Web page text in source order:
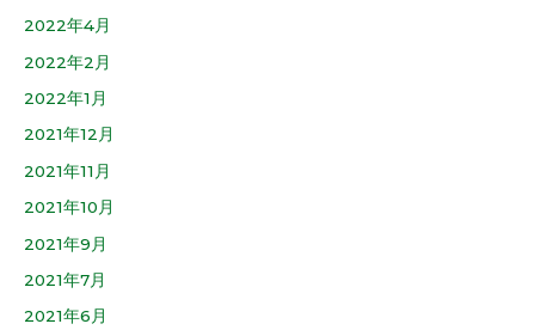
2022年4月
2022年2月
2022年1月
2021年12月
2021年11月
2021年10月
2021年9月
2021年7月
2021年6月